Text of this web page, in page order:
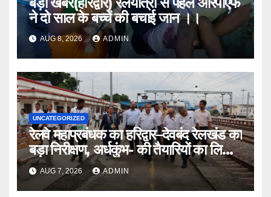
ने दो साल के बच्चें की बचाई जान ।।
AUG 8, 2026 ADMIN
UNCATEGORIZED
रेलवे महाप्रबंधक का हरिद्वार–देवबंद रेलखंड का
बड़ा निरीक्षण, अर्धकुंभ- की तैयारियों का लिया
जायजा
AUG 7, 2026 ADMIN